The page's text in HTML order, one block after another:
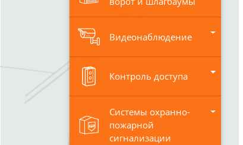
Видеонаблюдение
Контроль доступа
Системы охранно-
пожарной
сигнализации